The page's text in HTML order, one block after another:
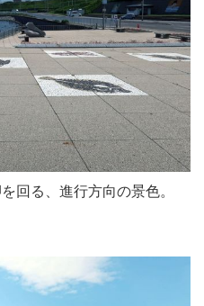
回る、進行方向の景色。